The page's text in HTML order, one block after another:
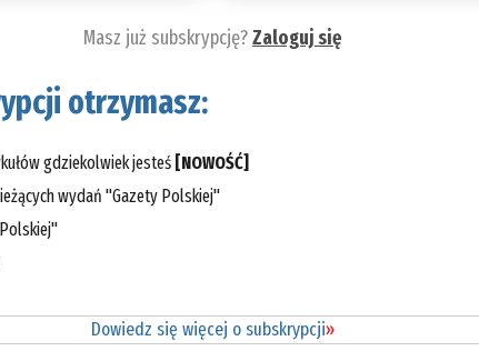
Masz już subskrypcję?Zaloguj się
otrzymasz:
gdziekolwiek jesteś [NOWOŚĆ]
wydań "Gazety Polskiej"
Dowiedz się więcej o subskrypcji»